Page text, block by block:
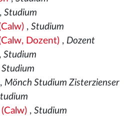
Studium
, Studium
Dozent), Dozent
, Studium
Studium
, Mönch Studium Zisterzienser
, Studium